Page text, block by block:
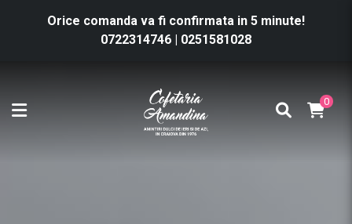
Orice comanda va fi confirmata in 5 minute!
0722314746 | 0251581028
0